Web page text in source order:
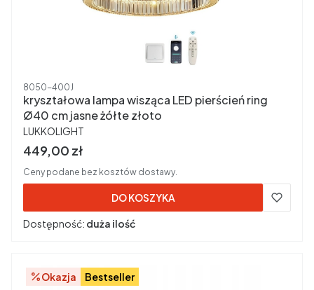
Kod produktu
8050-400J
kryształowa lampa wisząca LED pierścień ring
Ø40 cm jasne żółte złoto
PRODUCENT
LUKKOLIGHT
Cena brutto
449,00 zł
Ceny podane bez kosztów dostawy.
DO KOSZYKA
Dostępność: duża ilość
Okazja Bestseller